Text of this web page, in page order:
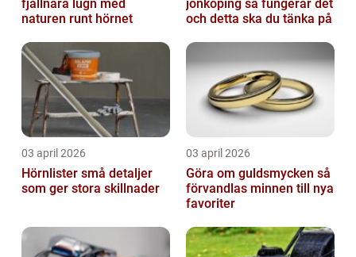
fjällnära lugn med
naturen runt hörnet
jönköping så fungerar det
och detta ska du tänka på
03 april 2026
Hörnlister små detaljer
som ger stora skillnader
03 april 2026
Göra om guldsmycken så
förvandlas minnen till nya
favoriter